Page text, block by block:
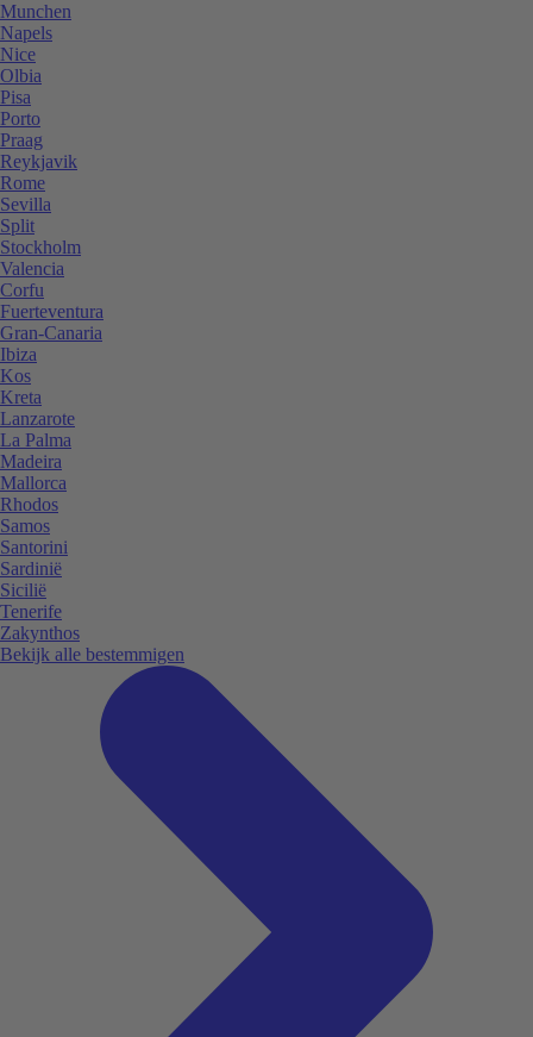
Munchen
Napels
Nice
Olbia
Pisa
Porto
Praag
Reykjavik
Rome
Sevilla
Split
Stockholm
Valencia
Corfu
Fuerteventura
Gran-Canaria
Ibiza
Kos
Kreta
Lanzarote
La Palma
Madeira
Mallorca
Rhodos
Samos
Santorini
Sardinië
Sicilië
Tenerife
Zakynthos
Bekijk alle bestemmigen